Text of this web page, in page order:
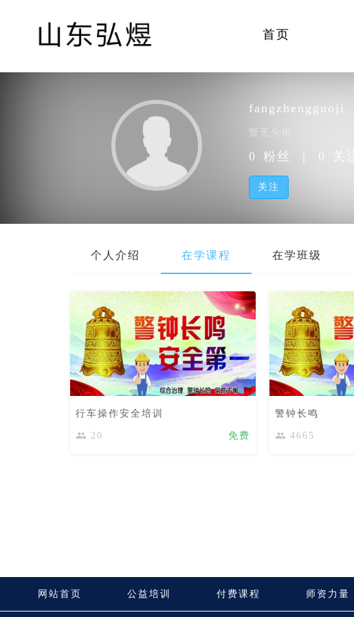
首页
fangzhengguoji
暂无头衔
0 粉丝 0 关注
关注
个人介绍 在学课程 在学班级
行车操作安全培训
20 免费
警钟长鸣
4665
网站首页 公益培训 付费课程 师资力量